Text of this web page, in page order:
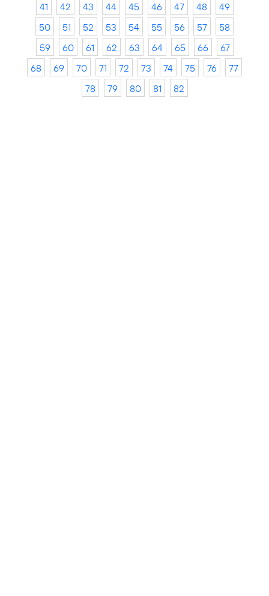
41
42 43 44 45 46 47 48
49
50
51 52 53 54 55 56 57
58
59
60 61 62 63 64 65 66
67
68
69 70 71 72 73 74 75 76
77
78
79 80 81 82